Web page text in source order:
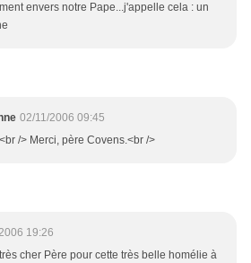
envers notre Pape...j'appelle cela : un
02/11/2006 09:45
/> Merci, père Covens.<br />
19:26
cher Père pour cette très belle homélie à